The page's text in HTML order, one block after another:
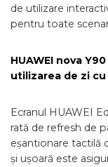
de utilizare
pentru toate
HUAWEI nova
utilizarea de zi
Ecranul HUAWEI
rată de refresh de
eșantionare tactilă
și ușoară este